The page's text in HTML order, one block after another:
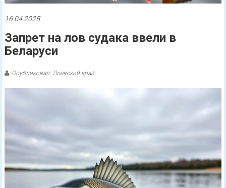
16.04.2025
Запрет на лов судака ввели в
Беларуси
Опубликовал: Лоевский край